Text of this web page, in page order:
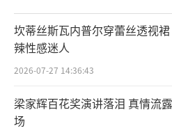
坎蒂丝斯瓦内普尔穿蕾丝透视
辣性感迷人
2026-07-27 14:36:43
梁家辉百花奖演讲落泪 真情流
场